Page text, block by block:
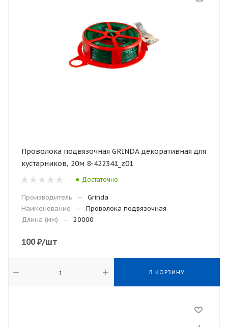
Проволока подвязочная GRINDA декоративная для
кустарников, 20м 8-422341_z01
Достаточно
Производитель —
Grinda
Наименование
—
Проволока подвязочная
Длина (мм)
— 20000
100₽/шт
В КОРЗИНУ